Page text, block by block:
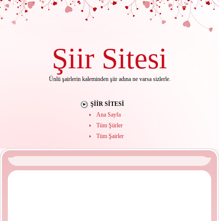
Şiir Sitesi
Ünlü şairlerin kaleminden şiir adına ne varsa sizlerle.
ŞIIR SITESI
Ana Sayfa
Tüm Şiirler
Tüm Şairler